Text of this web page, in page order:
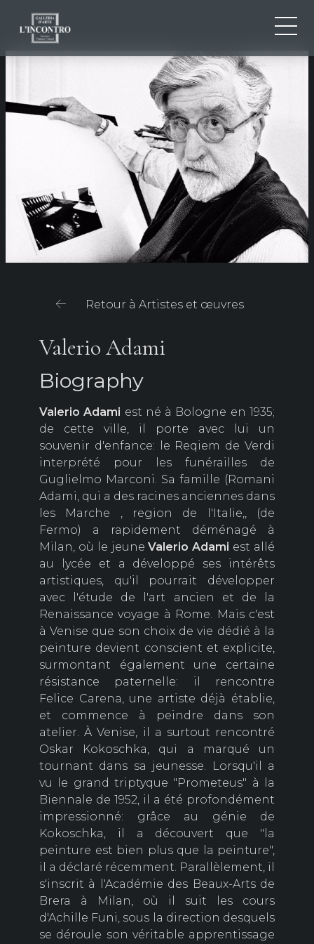
NEWS ED EVENTS
ARTISTES ET ŒUVRES
Retour à Artistes et œuvres
Valerio Adami
Biography
Valerio Adami est né à Bologne en 1935;
de cette ville, il porte avec lui un
souvenir d'enfance: le Reqiem de Verdi
interprété pour les funérailles de
Guglielmo Marconi. Sa famille (Romani
Adami, qui a des racines anciennes dans
les Marche , region de l'Italie,, (de
Fermo) a rapidement déménagé à
Milan, où le jeuneValerio Adami est allé
au lycée et a développé ses intérêts
artistiques, qu'il pourrait développer
avec l'étude de l'art ancien et de la
Renaissance voyage à Rome. Mais c'est
à Venise que son choix de vie dédié à la
peinture devient conscient et explicite,
surmontant également une certaine
résistance paternelle: il rencontre
Felice Carena, une artiste déjà établie,
et commence à peindre dans son
atelier. À Venise, il a surtout rencontré
Oskar Kokoschka, qui a marqué un
tournant dans sa jeunesse. Lorsqu'il a
vu le grand triptyque "Prometeus" à la
Biennale de 1952, il a été profondément
impressionné: grâce au génie de
Kokoschka, il a découvert que "la
peinture est bien plus que la peinture",
il a déclaré récemment. Parallèlement, il
s'inscrit à l'Académie des Beaux-Arts de
Brera à Milan, où il suit les cours
d'Achille Funi, sous la direction desquels
se déroule son véritable apprentissage